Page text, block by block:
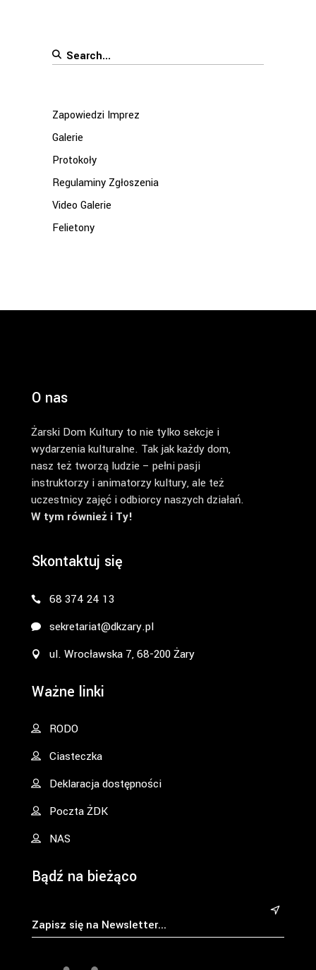
Search
Zapowiedzi Imprez
Galerie
Protokoły
Regulaminy Zgłoszenia
Video Galerie
Felietony
O nas
Żarski Dom Kultury to nie tylko sekcje i
wydarzenia kulturalne. Tak jak każdy dom,
nasz też tworzą ludzie – pełni pasji
instruktorzy i animatorzy kultury, ale też
uczestnicy zajęć i odbiorcy naszych działań.
W tym również i Ty!
Skontaktuj się
68 374 24 13
sekretariat@dkzary.pl
ul. Wrocławska 7, 68-200 Żary
Ważne linki
RODO
Ciasteczka
Deklaracja dostępności
Poczta ŻDK
NAS
Bądź na bieżąco
&